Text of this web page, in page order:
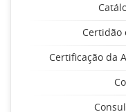
Certidão
Certificação da